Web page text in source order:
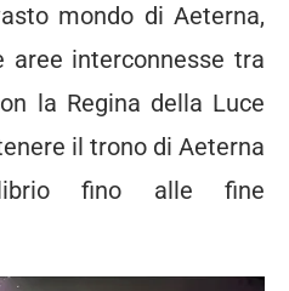
mondo di Aeterna,
aree interconnesse tra
la Regina della Luce
il trono di Aeterna
fino alle fine